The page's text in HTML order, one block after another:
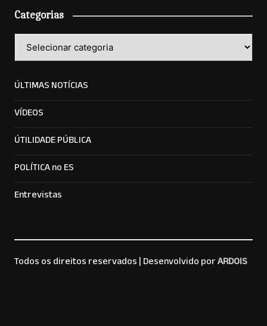
Categorias
Categorias
ÚLTIMAS NOTÍCIAS
VÍDEOS
ÚTILIDADE PÚBLICA
POLÍTICA no ES
Entrevistas
Todos os direitos reservados |Desenvolvido porARDOIS